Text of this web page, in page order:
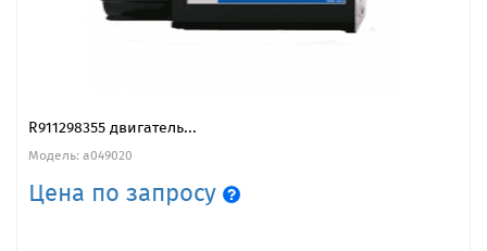
R911298355 двигатель...
Модель: a049020
Цена по запросу